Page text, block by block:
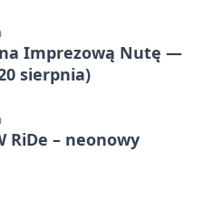
Imprezową Nutę —
sierpnia)
RiDe – neonowy